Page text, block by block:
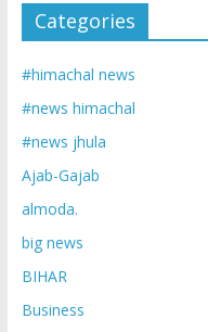
Categories
#himachal news
#news himachal
#news jhula
Ajab-Gajab
almoda.
big news
BIHAR
Business